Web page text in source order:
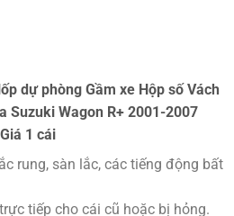
dự phòng Gầm xe Hộp số Vách
Suzuki Wagon R+ 2001-2007
1 cái
rung, sàn lắc, các tiếng động bất
tiếp cho cái cũ hoặc bị hỏng.